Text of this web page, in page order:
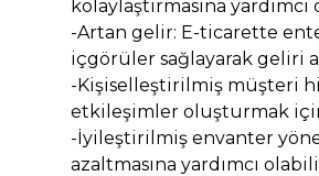
kolaylaştırmasına
-Artan gelir: E-ticarette
içgörüler sağlayarak geliri
-Kişiselleştirilmiş müşteri
etkileşimler oluşturmak
-İyileştirilmiş envanter
azaltmasına yardımcı